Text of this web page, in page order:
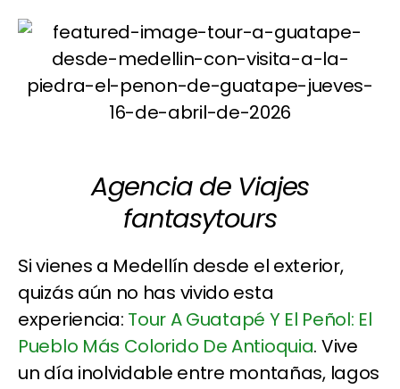
Agencia de Viajes
fantasytours
Si vienes a Medellín desde el exterior,
quizás aún no has vivido esta
experiencia: Tour A Guatapé Y El Peñol: El
Pueblo Más Colorido De Antioquia. Vive
un día inolvidable entre montañas, lagos